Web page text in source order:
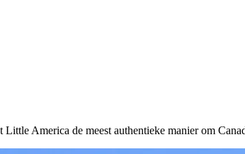
America de meest authentieke manier om